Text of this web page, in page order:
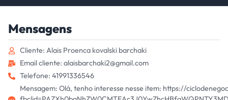
Mensagens
Cliente: Alais Proenca kovalski barchaki
Email cliente: alaisbarchaki2@gmail.com
Telefone: 41991336546
Mensagem: Olá, tenho interesse nesse item: https://